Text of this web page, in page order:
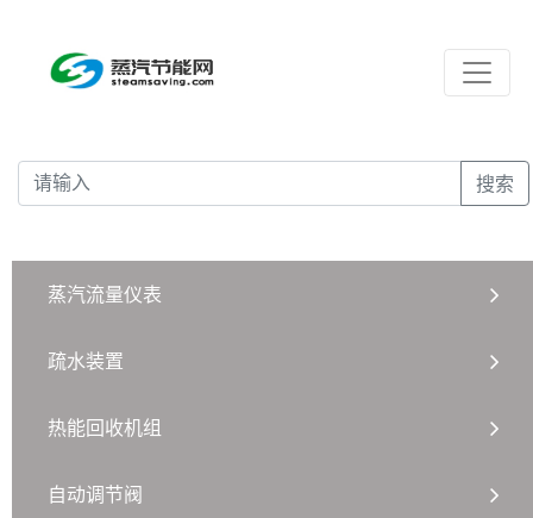
搜索
蒸汽流量仪表
疏水装置
热能回收机组
自动调节阀